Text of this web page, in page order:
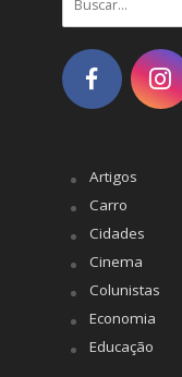
Artigos
Carro
Cidades
Cinema
Colunistas
Economia
Educação